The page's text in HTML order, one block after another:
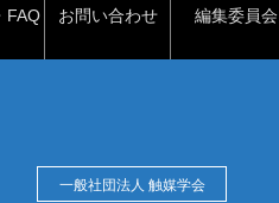
FAQ お問い合わせ 編集委員会
一般社団法人 触媒学会